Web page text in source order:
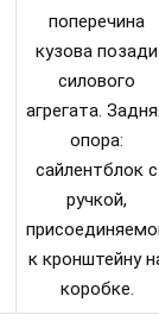
поперечина
кузова позади
силового
агрегата.
опора:
сайлентблок с
ручкой,
к кронштейну
коробке.